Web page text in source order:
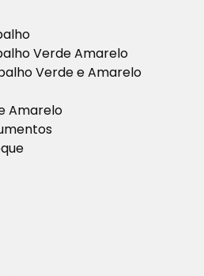
Verde Amarelo
Verde e Amarelo
Amarelo